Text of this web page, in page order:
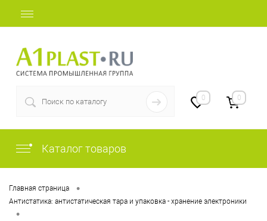
0 0
Каталог товаров
Главная страница •
Антистатика: антистатическая тара и упаковка - хранение электроники
•